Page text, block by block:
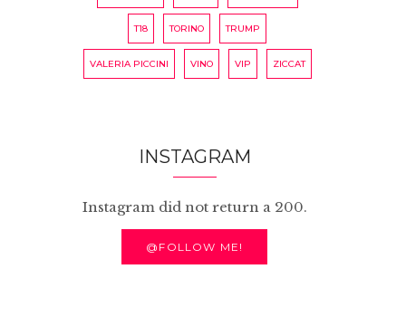
T18 TORINO TRUMP
VALERIA PICCINI VINO VIP ZICCAT
INSTAGRAM
Instagram did not return a 200.
@FOLLOW ME!